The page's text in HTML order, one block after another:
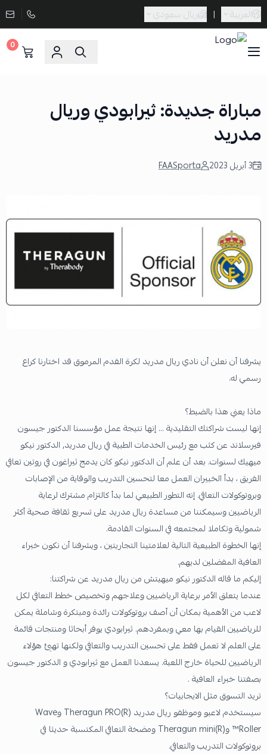
العربية | ريال سعودي
0
مباراة جديدة: ثيرابودي وريال
مدريد
3 أبريل 2023 FAASporta
يشرفنا أن نعلن أن نادي ريال مدريد لكرة القدم المرموق قد اختارنا كراع
رسمي له.
ماذا يعني هذا بالضبط؟
إنها ليست شراكتك التقليدية ... إنها نتيجة عمل مؤسسنا الدكتور جيسون
فيرسلاند عن كثب مع رئيس الخدمات الطبية في ريال مدريد, الدكتور نيكو
ميهيك لسنوات. بعد أن علم أن الدكتور نيكو كان يدمج ثيراغون في روتين تعافي
الفريق ، بدأ الخبيران العمل معا لتحسين التدريب والوقاية من الإصابات
وبروتوكولات التعافي. إنه التطور الطبيعي لما بدأ كالتزام مشترك لرعاية
الرياضيين وسيمكننا من مساعدة ريال مدريد على تسريع ثقافة صحية أكثر
شمولية وتكاملا لمجتمعه في السنوات القادمة.
إنها الخطوة الطبيعية التالية لعلامتينا التجاريتين ، ويشرفنا أن نكون خبراء
العافية المفضلين لديهم.
إليكم ما قاله الدكتور نيكو ميهيتش من ريال مدريد عن شراكتنا:
عندما يتعلق الأمر برعاية الرياضيين وعلاجهم وتخصيص خطط التعافي لكل
لاعب من الأهمية بمكان أن أصف بروتوكولات رائدة ومبتكرة وشاملة يمكن
للرياضيين القيام بها معي وبمفردهم. ثيرابودي يوفر أبحاثا ومنتجات قائمة
على العلم لا تعمل فقط على تحسين التدريب والتعافي ولكنها تهيئ هؤلاء
الرياضيين للحياة خارج اللعبة. يسعدنا العمل مع ثيرابودي و الدكتور جيسون
بصفتنا خبراء العافية .
تريد التسوق مثل الايجابيات؟
سيستخدم لاعبو وموظفو ريال مدريد Theragun PRO(R) وWave
Roller™ وTheragun mini(R) ومضخة التعافي المكتسبة حديثا في
بروتوكولات التدريب والتعافي.